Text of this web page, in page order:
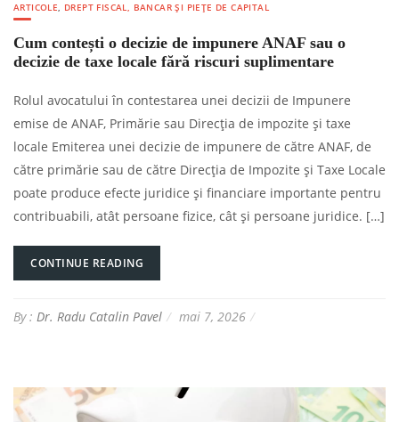
ARTICOLE, DREPT FISCAL, BANCAR ȘI PIEȚE DE CAPITAL
Cum contești o decizie de impunere ANAF sau o
decizie de taxe locale fără riscuri suplimentare
Rolul avocatului în contestarea unei decizii de Impunere
emise de ANAF, Primărie sau Direcția de impozite și taxe
locale Emiterea unei decizie de impunere de către ANAF, de
către primărie sau de către Direcția de Impozite și Taxe Locale
poate produce efecte juridice și financiare importante pentru
contribuabili, atât persoane fizice, cât și persoane juridice. […]
CONTINUE READING
By : Dr. Radu Catalin Pavel mai 7, 2026